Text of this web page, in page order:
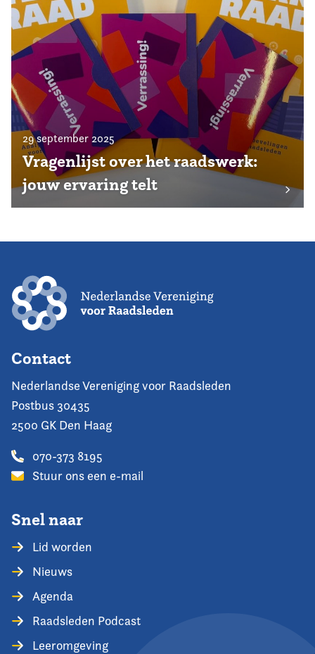
29 september 2025
Vragenlijst over het raadswerk:
jouw ervaring telt
Contact
Nederlandse Vereniging voor Raadsleden
Postbus 30435
2500 GK Den Haag
070-373 8195
Stuur ons een e-mail
Snel naar
Lid worden
Nieuws
Agenda
Raadsleden Podcast
Leeromgeving